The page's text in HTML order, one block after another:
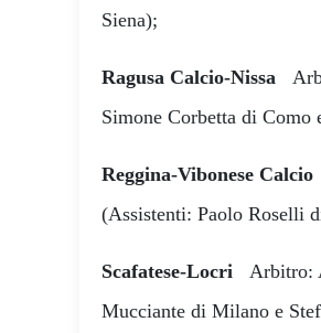
Siena);
Ragusa Calcio-Nissa
Simone Corbetta di Como
Reggina-Vibonese Calcio
(Assistenti: Paolo Roselli
Scafatese-Locri Arbitro:
Mucciante di Milano e